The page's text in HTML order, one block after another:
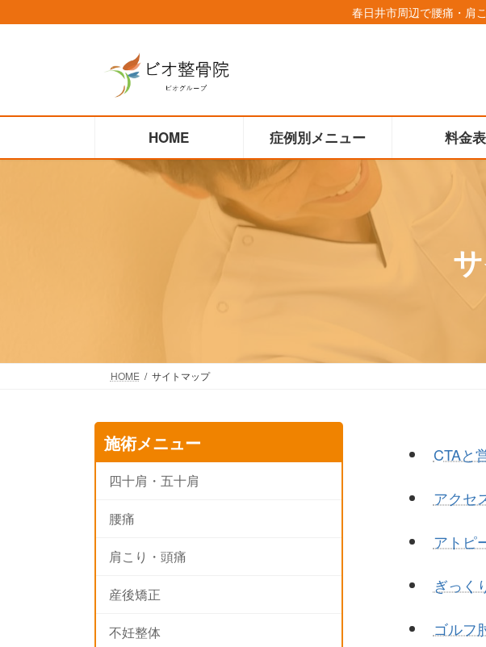
ン
へ
キ
ビ
ョ
に
春日井市周辺で腰痛・肩
HOME 症例別メニュー 料金表
HOME サイトマップ
CTAと
アクセ
アトピ
ぎっく
ゴルフ
施術メニュー
四十肩・五十肩
腰痛
肩こり・頭痛
産後矯正
不妊整体